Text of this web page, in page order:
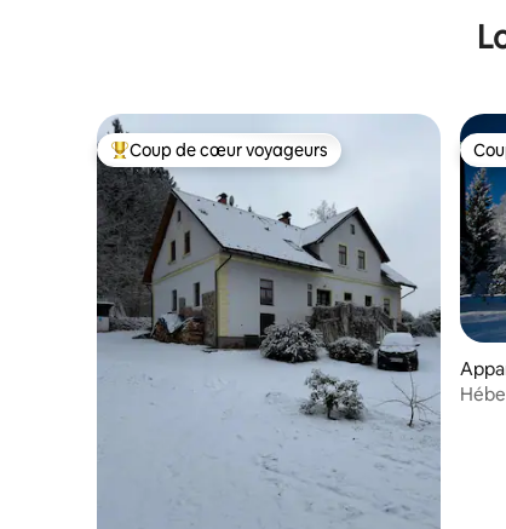
Coups de cœur voyageurs les plus appréciés
Coup de cœur voyageurs